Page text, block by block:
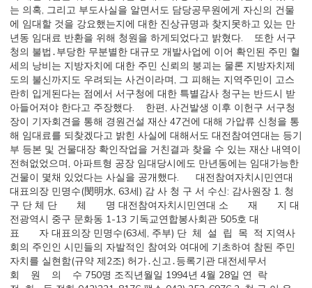
는 의혹, 그리고 부도사실을 알면서도 담당공무원에게 자신의 건물
에 임대할 것을 강요했는지에 대한 진상규명과 찾지못하고 있는 만
년동 임대료 반환을 위해 청원을 하게되었다고 밝혔다. 또한 서구
청의 불법․부당한 무분별한 대규모 개발사업에 이어 확인된 주민 혈
세의 낭비는 지방자치에 대한 주민 신뢰의 붕괴는 물론 지방자치제
도의 불신까지도 우려되는 사건이라며, 그 피해는 지역주민이 고스
란히 입게된다는 점에서 서구청에 대한 특별감사 청구는 반드시 받
아들어져야 한다고 주장했다. 한편, 사건발생 이후 이헌구 서구청
장이 기자회견을 통해 경원건설 재산 47건에 대해 가압류 신청을 통
해 임대료를 되찾겠다고 밝힌 사실에 대해서도 대전참여연대는 등기
부 등본 및 건물대장 확인작업을 거친결과 찾을 수 있는 재산 내역이
전혀없었으며, 아파트형 공장 임대당시에도 만년동에는 임대가능한
건물이 몇채 있었다는 사실을 공개했다. 대전참여자치시민연대
대표의장 민명수(閔明水, 63세) 감 사 청 구 서 수신: 감사원장 1. 청
구 단 체 단 체 명 대전참여자치시민연대 소 재 지 대
전광역시 중구 문화동 1-13 기독교연합봉사회관 505호 대
표 자 대표의장 민명수(63세, 주부) 단 체 설 립 목 적 지역사
회의 주인인 시민들의 자발적인 참여와 여대에 기초하여 참된 주민
자치를 실현함(규약 제2조) 허가․신고․등록기관 대전세무서
회 원 의 수 750명 조직년월일 1994년 4월 28일 연 락